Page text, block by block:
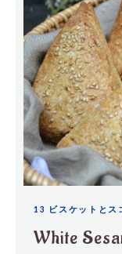
13 ビスケットとス
White